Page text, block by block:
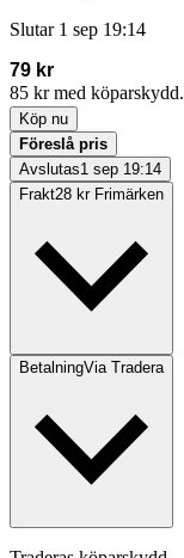
Slutar 1 sep 19:14
79 kr
85 kr med köparskydd.
Köp nu
Föreslå pris
Avslutas1 sep 19:14
Frakt28 kr Frimärken
BetalningVia Tradera